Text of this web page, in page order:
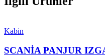
Kabin
SCANİA PANJUR